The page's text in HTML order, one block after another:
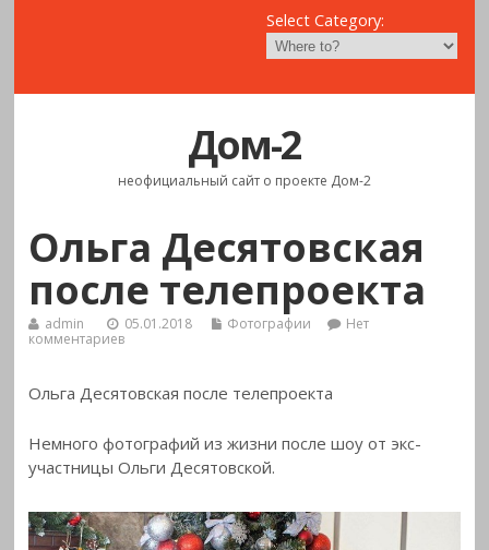
Select Category:
Дом-2
неофициальный сайт о проекте Дом-2
Ольга Десятовская
после телепроекта
admin 05.01.2018 Фотографии
Нет
комментариев
Ольга Десятовская после телепроекта
Немного фотографий из жизни после шоу от экс-
участницы Ольги Десятовской.